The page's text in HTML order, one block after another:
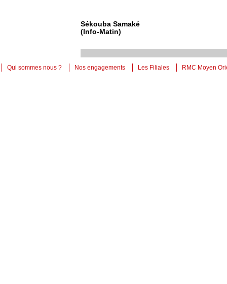
Sékouba Samaké
(Info-Matin)
Qui sommes nous ? Nos engagements Les Filiales RMC Moyen